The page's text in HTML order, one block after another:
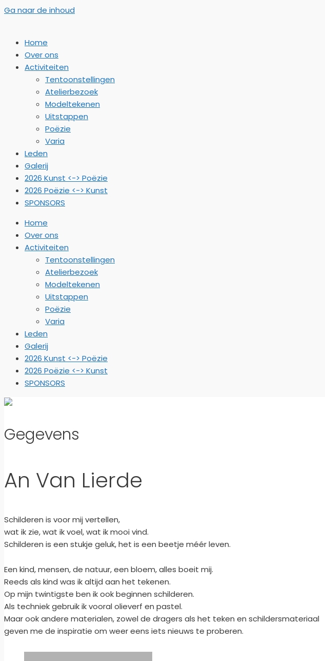
Ga naar de inhoud
Home
Over ons
Activiteiten
Tentoonstellingen
Atelierbezoek
Modeltekenen
Uitstappen
Poëzie
Varia
Leden
Galerij
2026 Kunst <-> Poëzie
2026 Poëzie <-> Kunst
SPONSORS
Home
Over ons
Activiteiten
Tentoonstellingen
Atelierbezoek
Modeltekenen
Uitstappen
Poëzie
Varia
Leden
Galerij
2026 Kunst <-> Poëzie
2026 Poëzie <-> Kunst
SPONSORS
Gegevens
An Van Lierde
Schilderen is voor mij vertellen,
wat ik zie, wat ik voel, wat ik mooi vind.
Schilderen is een stukje geluk, het is een beetje méér leven.
Een kind, mensen, de natuur, een bloem, alles boeit mij.
Reeds als kind was ik altijd aan het tekenen.
Op mijn twintigste ben ik ook beginnen schilderen.
Als techniek gebruik ik vooral olieverf en pastel.
Maar ook andere materialen, zowel de dragers als het teken en schildersmateriaal
geven me de inspiratie om weer eens iets nieuws te proberen.